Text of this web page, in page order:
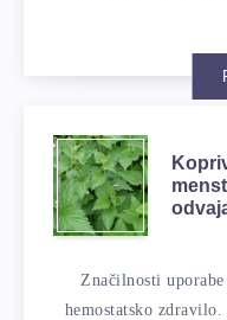
Značilnosti
hemostatsko